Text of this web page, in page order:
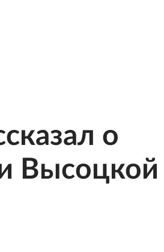
о
Высоцкой